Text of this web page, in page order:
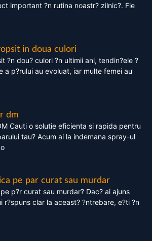
important ?n rutina noastr? zilnic?. Fie
in doua culori
?n dou? culori ?n ultimii ani, tendin?ele ?
a p?rului au evoluat, iar multe femei au
dm
Cauti o solutie eficienta si rapida pentru
tau? Acum ai la indemana spray-ul
pe par curat sau murdar
p?r curat sau murdar? Dac? ai ajuns
r?spuns clar la aceast? ?ntrebare, e?ti ?n